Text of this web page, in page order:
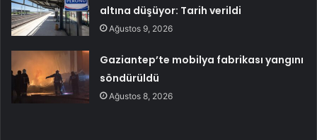
altına düşüyor: Tarih verildi
Ağustos 9, 2026
Gaziantep’te mobilya fabrikası yangını
söndürüldü
Ağustos 8, 2026